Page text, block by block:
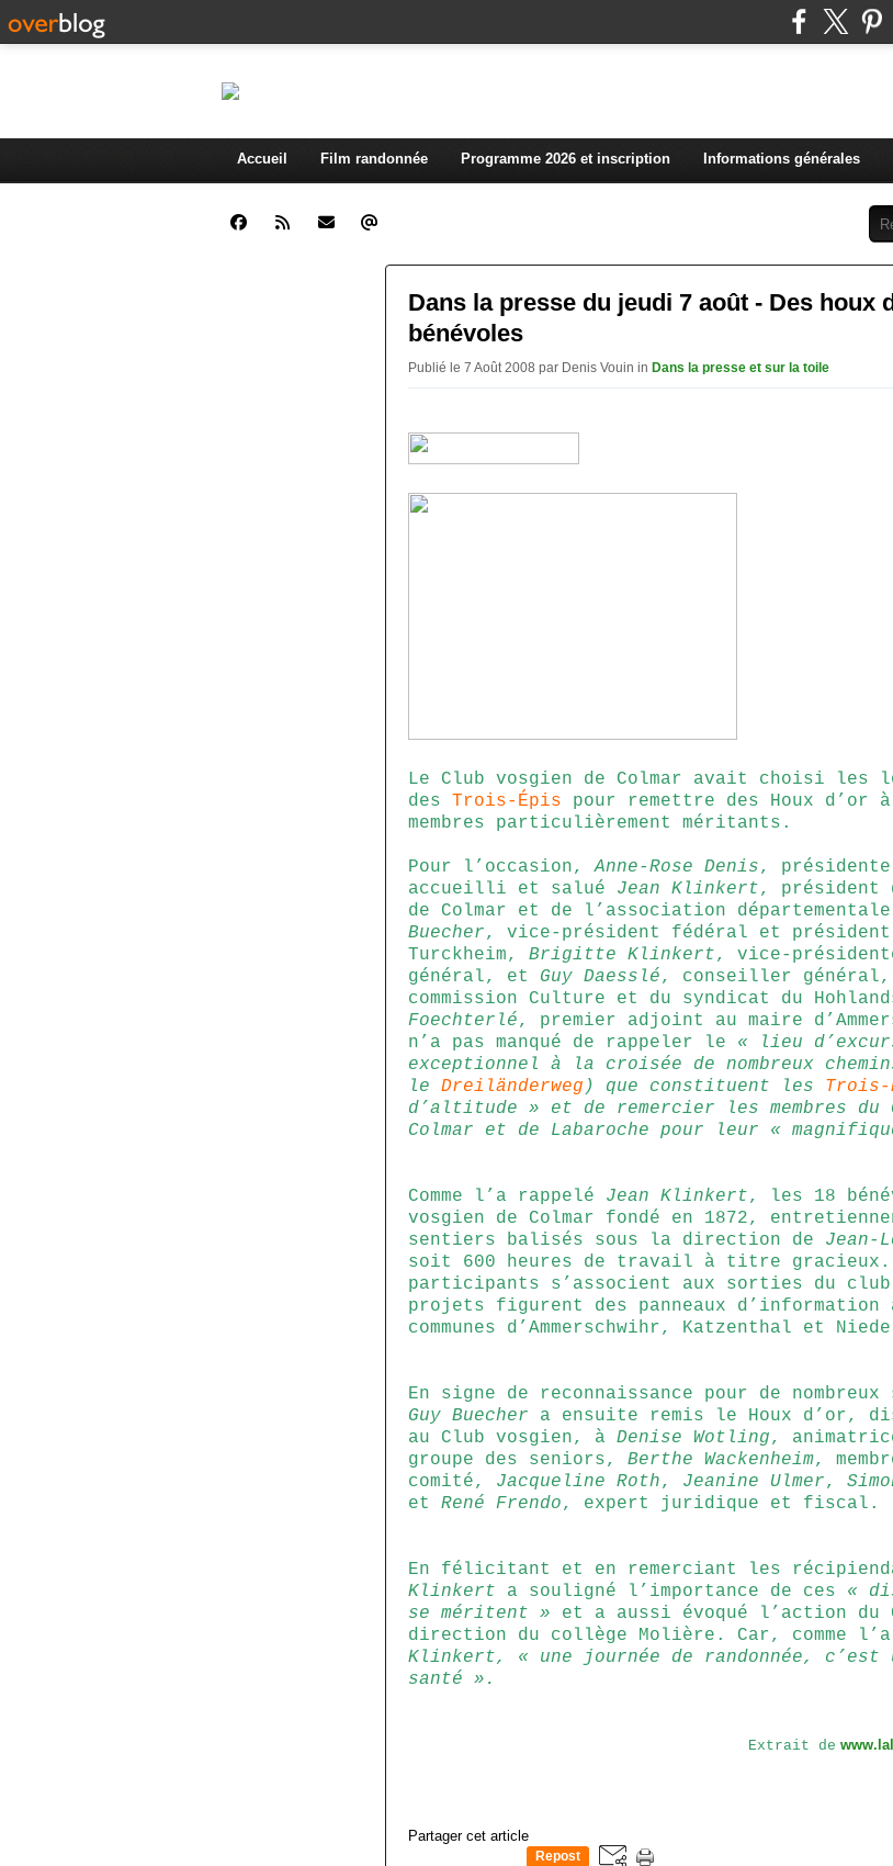
Accueil Film randonnée Programme 2026 et inscription Informations générales
Dans la presse du jeudi 7 août - Des houx
bénévoles
Publié le 7 Août 2008 par Denis Vouin in Dans la presse et sur la toile
Le Club vosgien de Colmar avait choisi les
des Trois-Épis pour remettre des Houx d’or
membres particulièrement méritants.
Pour l’occasion,Anne-Rose Denis,
accueilli et salué Jean Klinkert, président
de Colmar et de l’association
Buecher, vice-président fédéral et président
Turckheim, Brigitte Klinkert, vice-
général, et Guy Daesslé, conseiller
commission Culture et du syndicat du
Foechterlé, premier adjoint au maire
n’a pas manqué de rappeler le « lieu
exceptionnel à la croisée de nombreux
le Dreiländerweg ) que constituent les Trois-
d’altitude » et de remercier les membres du
Colmar et de Labaroche pour leur «
Comme l’a rappelé Jean Klinkert, les 18
vosgien de Colmar fondé en 1872,
sentiers balisés sous la direction de Jean-
soit 600 heures de travail à titre gracieux.
participants s’associent aux sorties du
projets figurent des panneaux d’information
communes d’Ammerschwihr, Katzenthal et
En signe de reconnaissance pour de
Guy Buecher a ensuite remis le Houx d’or,
au Club vosgien, à Denise Wotling,
groupe des seniors, Berthe Wackenheim,
comité, Jacqueline Roth, Jeanine Ulmer,
et René Frendo, expert juridique et fiscal.
En félicitant et en remerciant les
Klinkert a souligné l’importance de ces «
se méritent » et a aussi évoqué l’action du
direction du collège Molière. Car, comme
Klinkert,
« une journée de randonnée, c’est
santé ».
Extrait de
Partager cet article
Repost